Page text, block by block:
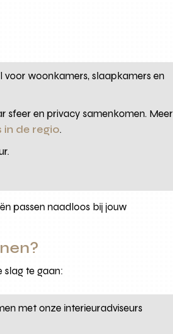
voor woonkamers, slaapkamers en
en privacy samenkomen. Meer
in de regio.
passen naadloos bij jouw
slag te gaan:
met onze interieuradviseurs